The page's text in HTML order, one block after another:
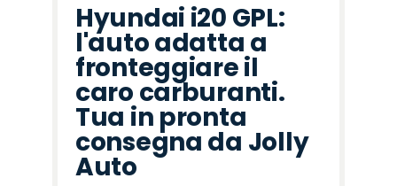
Hyundai i20 GPL:
l'auto adatta a
fronteggiare il
caro carburanti.
Tua in pronta
consegna da Jolly
Auto